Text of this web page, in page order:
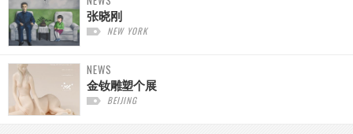
张晓刚
NEW YORK
NEWS
金钕雕塑个展
BEIJING